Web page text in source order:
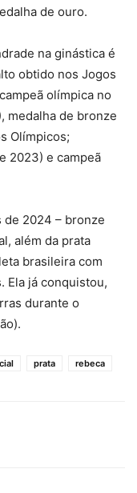
de ouro.
na ginástica é
obtido nos Jogos
olímpica no
medalha de bronze
Olímpicos;
2023) e campeã
de 2024 – bronze
além da prata
brasileira com
Ela já conquistou,
durante o
prata rebeca